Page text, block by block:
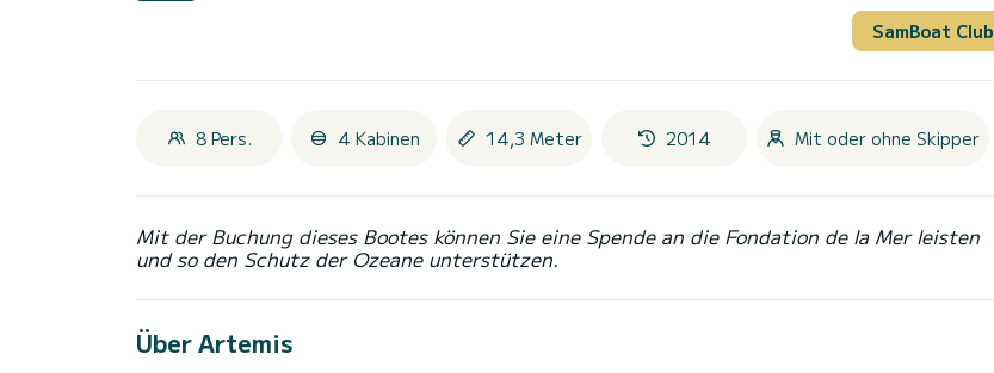
SamBoat Club
8 Pers. 4 Kabinen 14,3 Meter 2014 Mit oder ohne Skipper
Mit der Buchung dieses Bootes können Sie eine Spende an die Fondation de la Mer leisten
und so den Schutz der Ozeane unterstützen.
Über Artemis